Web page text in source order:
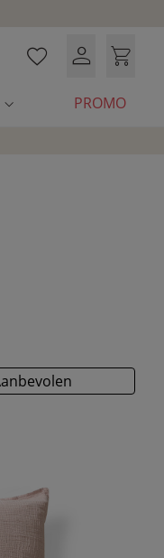
PROMO